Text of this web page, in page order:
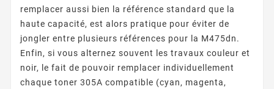
remplacer aussi bien la référence standard que la
haute capacité, est alors pratique pour éviter de
jongler entre plusieurs références pour la M475dn.
Enfin, si vous alternez souvent les travaux couleur et
noir, le fait de pouvoir remplacer individuellement
chaque toner 305A compatible (cyan, magenta,